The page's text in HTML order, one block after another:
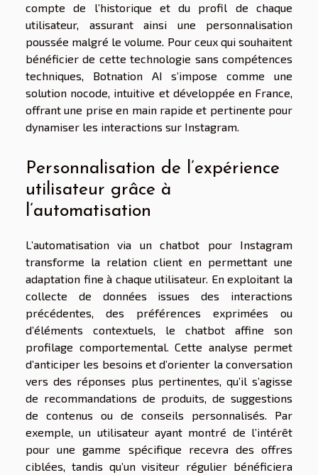
compte de l’historique et du profil de chaque
utilisateur, assurant ainsi une personnalisation
poussée malgré le volume. Pour ceux qui souhaitent
bénéficier de cette technologie sans compétences
techniques, Botnation AI s’impose comme une
solution nocode, intuitive et développée en France,
offrant une prise en main rapide et pertinente pour
dynamiser les interactions sur Instagram.
Personnalisation de l’expérience
utilisateur grâce à
l’automatisation
L’automatisation via un chatbot pour Instagram
transforme la relation client en permettant une
adaptation fine à chaque utilisateur. En exploitant la
collecte de données issues des interactions
précédentes, des préférences exprimées ou
d’éléments contextuels, le chatbot affine son
profilage comportemental. Cette analyse permet
d’anticiper les besoins et d’orienter la conversation
vers des réponses plus pertinentes, qu’il s’agisse
de recommandations de produits, de suggestions
de contenus ou de conseils personnalisés. Par
exemple, un utilisateur ayant montré de l’intérêt
pour une gamme spécifique recevra des offres
ciblées, tandis qu’un visiteur régulier bénéficiera